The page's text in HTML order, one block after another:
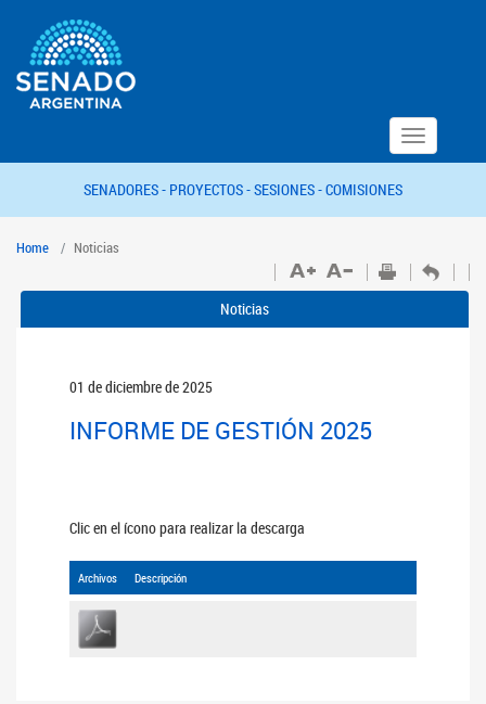
Toggle
navigation
SENADORES - PROYECTOS -SESIONES -COMISIONES
Home Noticias
Noticias
01 de diciembre de 2025
INFORME DE GESTIÓN 2025
Clic en el ícono para realizar la descarga
Archivos Descripción